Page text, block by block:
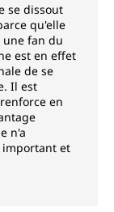
se dissout
qu'elle
une fan du
est en effet
de se
Il est
en
n'a
important et